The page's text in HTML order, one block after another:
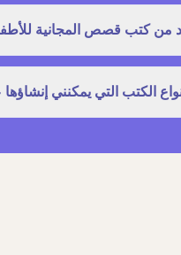
من كتب قصص المجانية